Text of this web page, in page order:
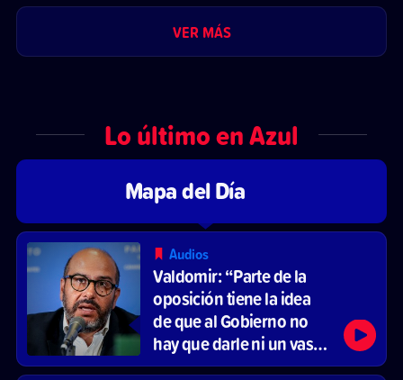
VER MÁS
Lo último en Azul
Mapa del Día
Audios
Valdomir: “Parte de la
oposición tiene la idea
de que al Gobierno no
hay que darle ni un vaso
de agua”